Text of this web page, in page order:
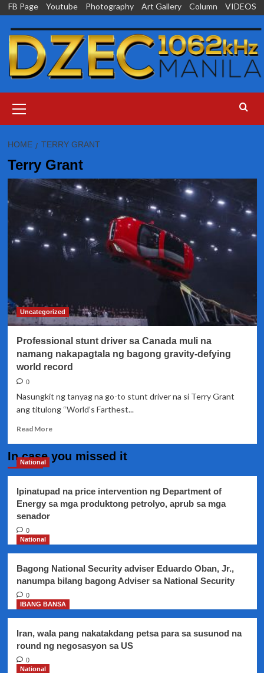
Skip
content
FB Page Youtube Photography Art Gallery Column VIDEOS
Menu
HOME TERRY GRANT
Terry Grant
Uncategorized
Professional stunt driver sa Canada muli na
namang nakapagtala ng bagong gravity-defying
world record
0
Nasungkit ng tanyag na go-to stunt driver na si Terry Grant
ang titulong “World’s Farthest...
Read MoreRead
Professional
sa
Canada
bagong
gravity-
world
record
In case you missed it
National
Ipinatupad na price intervention ng Department of
Energy sa mga produktong petrolyo, aprub sa mga
senador
0
National
Bagong National Security adviser Eduardo Oban, Jr.,
nanumpa bilang bagong Adviser sa National Security
0
IBANG BANSA
Iran, wala pang nakatakdang petsa para sa susunod na
round ng negosasyon sa US
0
National